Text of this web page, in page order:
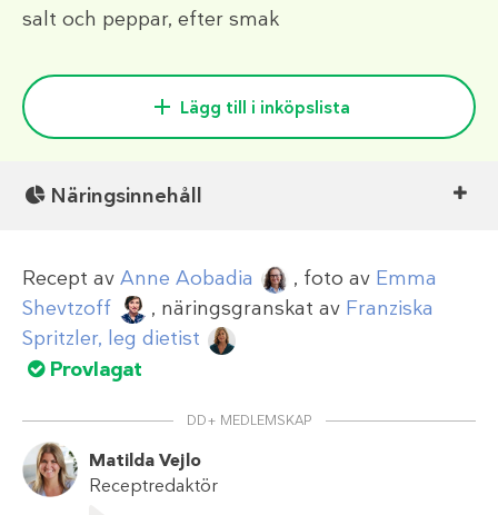
salt och peppar, efter smak
Lägg till i inköpslista
Näringsinnehåll
Recept av Anne Aobadia , foto av Emma
Shevtzoff
, näringsgranskat av Franziska
Spritzler, leg dietist
Provlagat
DD+ MEDLEMSKAP
Matilda Vejlo
Receptredaktör